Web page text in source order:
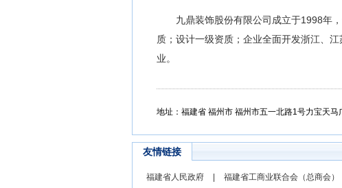
九鼎装饰股份有限公司成立于1998年
质；设计一级资质；企业全面开发浙江、
业。
地址：福建省 福州市 福州市五一北路1号力宝天马
友情链接
福建省人民政府 福建省工商业联合会（总商会）